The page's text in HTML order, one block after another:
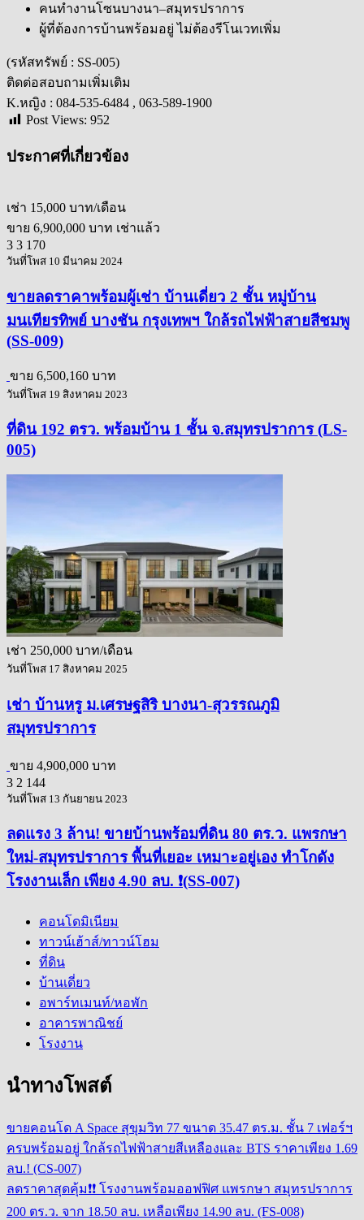
คนทำงานโซนบางนา–สมุทรปราการ
ผู้ที่ต้องการบ้านพร้อมอยู่ ไม่ต้องรีโนเวทเพิ่ม
(รหัสทรัพย์ : SS-005)
ติดต่อสอบถามเพิ่มเติม
K.หญิง : 084-535-6484 , 063-589-1900
Post Views: 952
ประกาศที่เกี่ยวข้อง
เช่า 15,000 บาท/เดือน
ขาย 6,900,000 บาท เช่าแล้ว
3 3 170
วันที่โพส 10 มีนาคม 2024
ขายลดราคาพร้อมผู้เช่า บ้านเดี่ยว 2 ชั้น หมู่บ้าน
มนเทียรทิพย์ บางชัน กรุงเทพฯ ใกล้รถไฟฟ้าสายสีชมพู
(SS-009)
ขาย 6,500,160 บาท
วันที่โพส 19 สิงหาคม 2023
ที่ดิน 192 ตรว. พร้อมบ้าน 1 ชั้น จ.สมุทรปราการ (LS-
005)
เช่า 250,000 บาท/เดือน
วันที่โพส 17 สิงหาคม 2025
เช่า บ้านหรู ม.เศรษฐสิริ บางนา-สุวรรณภูมิ
สมุทรปราการ
ขาย 4,900,000 บาท
3 2 144
วันที่โพส 13 กันยายน 2023
ลดแรง 3 ล้าน! ขายบ้านพร้อมที่ดิน 80 ตร.ว. แพรกษา
ใหม่-สมุทรปราการ พื้นที่เยอะ เหมาะอยู่เอง ทำโกดัง
โรงงานเล็ก เพียง 4.90 ลบ. ❗(SS-007)
คอนโดมิเนียม
ทาวน์เฮ้าส์/ทาวน์โฮม
ที่ดิน
บ้านเดี่ยว
อพาร์ทเมนท์/หอพัก
อาคารพาณิชย์
โรงงาน
นำทางโพสต์
ขายคอนโด A Space สุขุมวิท 77 ขนาด 35.47 ตร.ม. ชั้น 7 เฟอร์ฯ
ครบพร้อมอยู่ ใกล้รถไฟฟ้าสายสีเหลืองและ BTS ราคาเพียง 1.69
ลบ.! (CS-007)
ลดราคาสุดคุ้ม❗❗ โรงงานพร้อมออฟฟิศ แพรกษา สมุทรปราการ
200 ตร.ว. จาก 18.50 ลบ. เหลือเพียง 14.90 ลบ. (FS-008)